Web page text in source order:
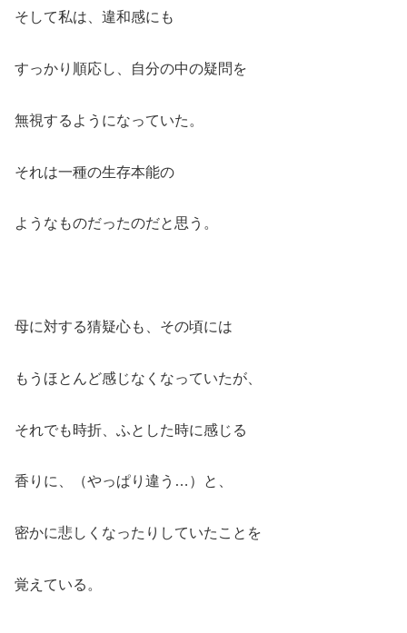
そして私は、違和感にも
すっかり順応し、自分の中の疑問を
無視するようになっていた。
それは一種の生存本能の
ようなものだったのだと思う。
母に対する猜疑心も、その頃には
もうほとんど感じなくなっていたが、
それでも時折、ふとした時に感じる
香りに、（やっぱり違う…）と、
密かに悲しくなったりしていたことを
覚えている。